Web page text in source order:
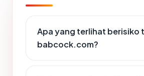
Apa yang terlihat berisiko
babcock.com?